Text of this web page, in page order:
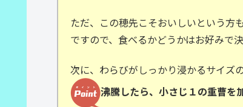
ただ、この穂先こそおいしいという方
ですので、食べるかどうかはお好みで
次に、わらびがしっかり浸かるサイズ
沸騰したら、小さじ１の重曹を